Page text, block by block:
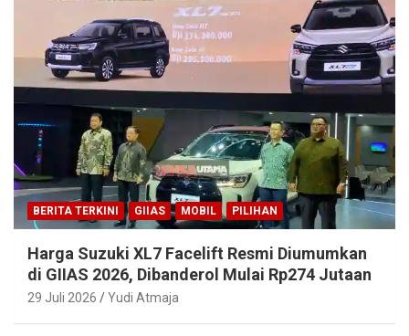
BERITA TERKINI GIIAS MOBIL PILIHAN
Harga Suzuki XL7 Facelift Resmi Diumumkan
di GIIAS 2026, Dibanderol Mulai Rp274 Jutaan
29 Juli 2026 Yudi Atmaja